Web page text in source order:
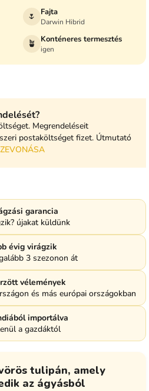
🌷 Fajta
Darwin Hibrid
🪴 Konténeres termesztés
igen
Megrendeléseit
postaköltséget fizet. Útmutató
garancia
újakat küldünk
évig virágzik
3 szezonon át
vélemények
és más európai országokban
importálva
a gazdáktól
tulipán, amely
az ágyásból